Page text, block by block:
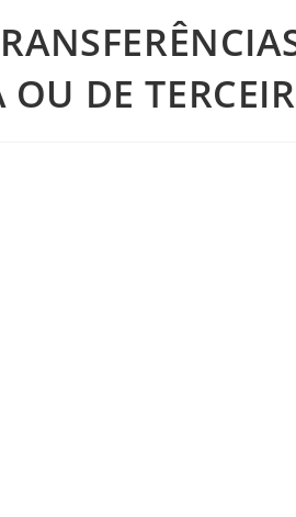
OU DE